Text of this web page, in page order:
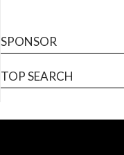
SPONSOR
TOP SEARCH